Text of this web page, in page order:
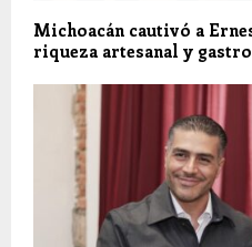
Michoacán cautivó a
riqueza artesanal y